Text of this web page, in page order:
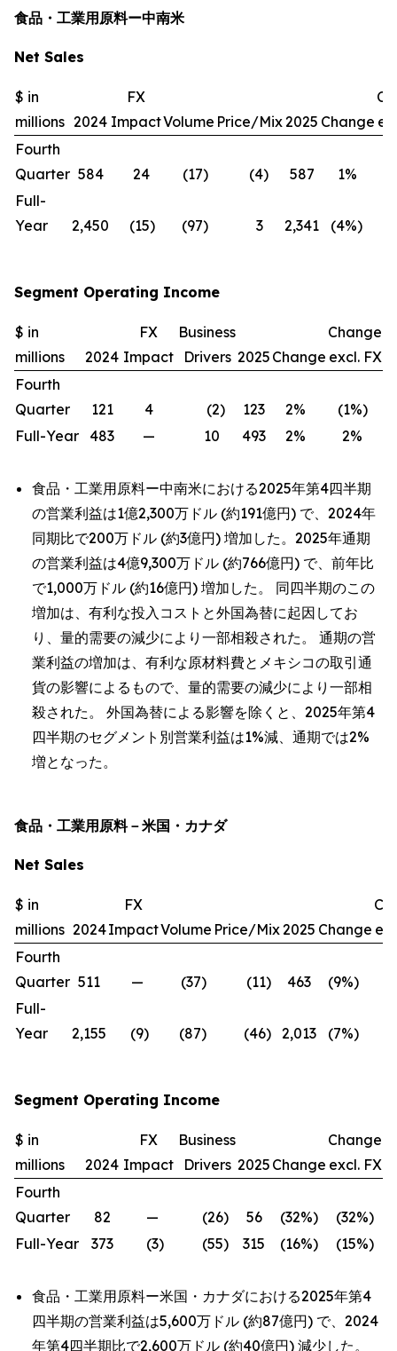
食品・工業用原料ー中南米
Net Sales
$ in
millions 2024
FX
ImpactVolume Price/Mix2025 Change
Fourth
Quarter 584 24 (17) (4) 587 1%
Full-
Year
2,450 (15) (97) 3 2,341 (4%)
Segment Operating Income
$ in
millions
2024
FX
Impact
Business
Drivers 2025 Change
Change
excl. FX
Fourth
Quarter
121 4 (2) 123 2% (1%)
Full-Year
483 — 10 493 2% 2%
食品・工業用原料ー中南米における2025年第4四半期
の営業利益は1億2,300万ドル (約191億円) で、2024年
同期比で200万ドル (約3億円) 増加した。2025年通期
の営業利益は4億9,300万ドル (約766億円) で、前年比
で1,000万ドル (約16億円) 増加した。 同四半期のこの
増加は、有利な投入コストと外国為替に起因してお
り、量的需要の減少により一部相殺された。 通期の営
業利益の増加は、有利な原材料費とメキシコの取引通
貨の影響によるもので、量的需要の減少により一部相
殺された。 外国為替による影響を除くと、2025年第4
四半期のセグメント別営業利益は1%減、通期では2%
増となった。
食品・工業用原料－米国・カナダ
Net Sales
$ in
millions 2024
FX
ImpactVolume Price/Mix2025 Change
Fourth
Quarter 511 — (37) (11) 463 (9%)
Full-
Year
2,155 (9) (87) (46) 2,013 (7%)
Segment Operating Income
$ in
millions
2024
FX
Impact
Business
Drivers 2025 Change
Change
excl. FX
Fourth
Quarter
82 — (26) 56 (32%) (32%)
Full-Year
373 (3) (55) 315 (16%) (15%)
食品・工業用原料ー米国・カナダにおける2025年第4
四半期の営業利益は5,600万ドル (約87億円) で、2024
年第4四半期比で2,600万ドル (約40億円) 減少した。